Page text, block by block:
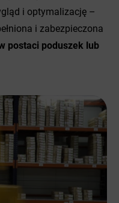
i optymalizację –
i zabezpieczona
postaci poduszek lub